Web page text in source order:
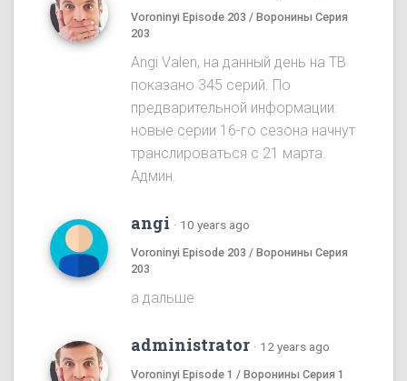
Voroninyi Episode 203 / Воронины Серия
203
Angi Valen, на данный день на ТВ
показано 345 серий. По
предварительной информации:
новые серии 16-го сезона начнут
транслироваться с 21 марта.
Админ.
angi · 10 years ago
Voroninyi Episode 203 / Воронины Серия
203
а дальше
administrator · 12 years ago
Voroninyi Episode 1 / Воронины Серия 1